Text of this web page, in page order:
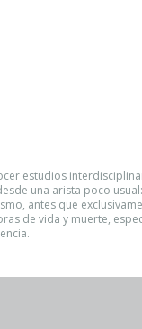
estudios
una arista poco
antes que
de vida y muerte,